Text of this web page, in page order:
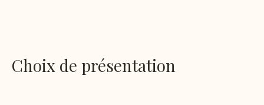
Choix de présentation